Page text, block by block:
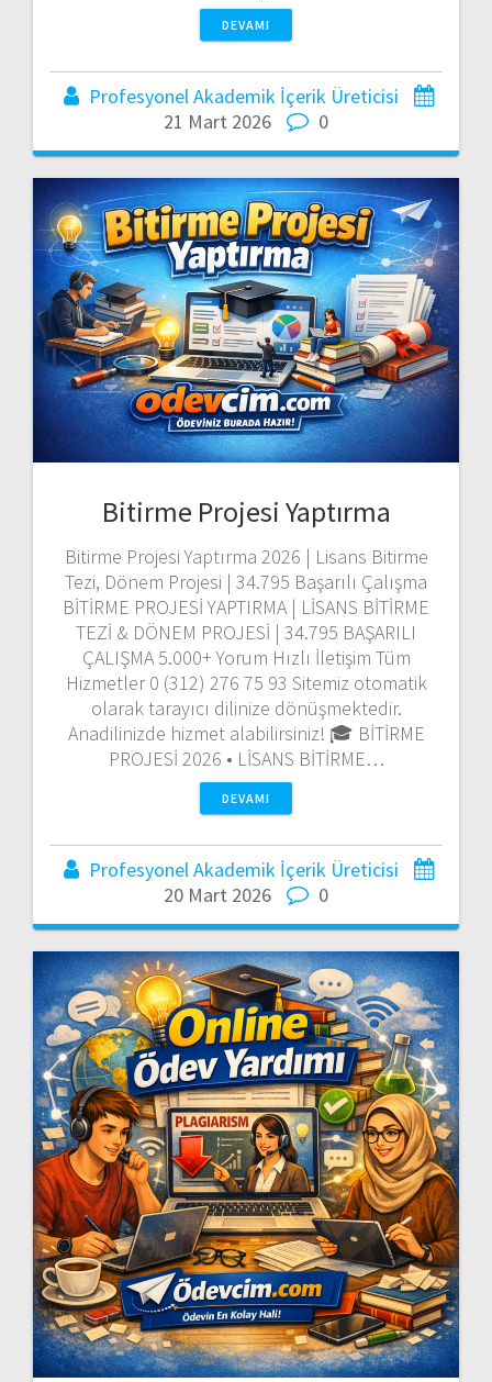
DEVAMI
Profesyonel Akademik İçerik Üreticisi
21 Mart 2026
0
Bitirme Projesi Yaptırma
Bitirme Projesi Yaptırma 2026 | Lisans Bitirme
Tezi, Dönem Projesi | 34.795 Başarılı Çalışma
BİTİRME PROJESİ YAPTIRMA | LİSANS BİTİRME
TEZİ & DÖNEM PROJESİ | 34.795 BAŞARILI
ÇALIŞMA 5.000+ Yorum Hızlı İletişim Tüm
Hizmetler 0 (312) 276 75 93 Sitemiz otomatik
olarak tarayıcı dilinize dönüşmektedir.
Anadilinizde hizmet alabilirsiniz! 🎓 BİTİRME
PROJESİ 2026 • LİSANS BİTİRME…
DEVAMI
Profesyonel Akademik İçerik Üreticisi
20 Mart 2026
0